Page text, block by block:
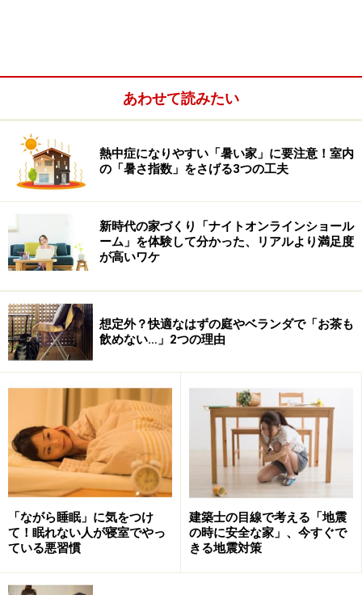
●通りすがりに外壁に細いヒビが入っているのを見掛け
たので立ち寄ったと親切そうに声を掛けて訪問。このま
までは水が入って家がダメになる、今すぐに工事が必要
と言って不安をあおり、高額で粗悪なリフォーム工事を
行なう。
●近所で診断をしたついでに立ち寄ったと言って訪問。
屋根材がずれているので、雨漏りをする可能性が高く、
おり、高額で粗悪なリフォーム工事を行なう。
悪徳リフォーム業者による粗悪工事の例
悪徳リフォーム業者による粗悪な工事によって、家が前
より悪い状態になってしまったケースもあります。災害
後は不安な気持ちでいるので、そこに付け込んできま
す。耐震工事は費用が高額になりがちなので、専門家に
よる診断無しには着手しないよう注意しましょう。
●耐震補強リフォームをすると言って基礎の周辺をコン
しまい、土台が腐ってしまった。
あわせて読みたい
熱中症になりやすい「暑い家」に要注意！室内
の「暑さ指数」をさげる3つの工夫
新時代の家づくり「ナイトオンラインショール
ーム」を体験して分かった、リアルより満足度
が高いワケ
想定外？快適なはずの庭やベランダで「お茶も
飲めない…」2つの理由
「ながら睡眠」に気をつけ
て！眠れない人が寝室でやっ
ている悪習慣
建築士の目線で考える「地震
の時に安全な家」、今すぐで
きる地震対策